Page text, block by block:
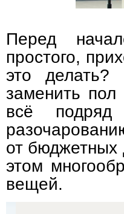
Перед
простого,
это делать?
заменить пол
всё
от бюджетных
этом
вещей.